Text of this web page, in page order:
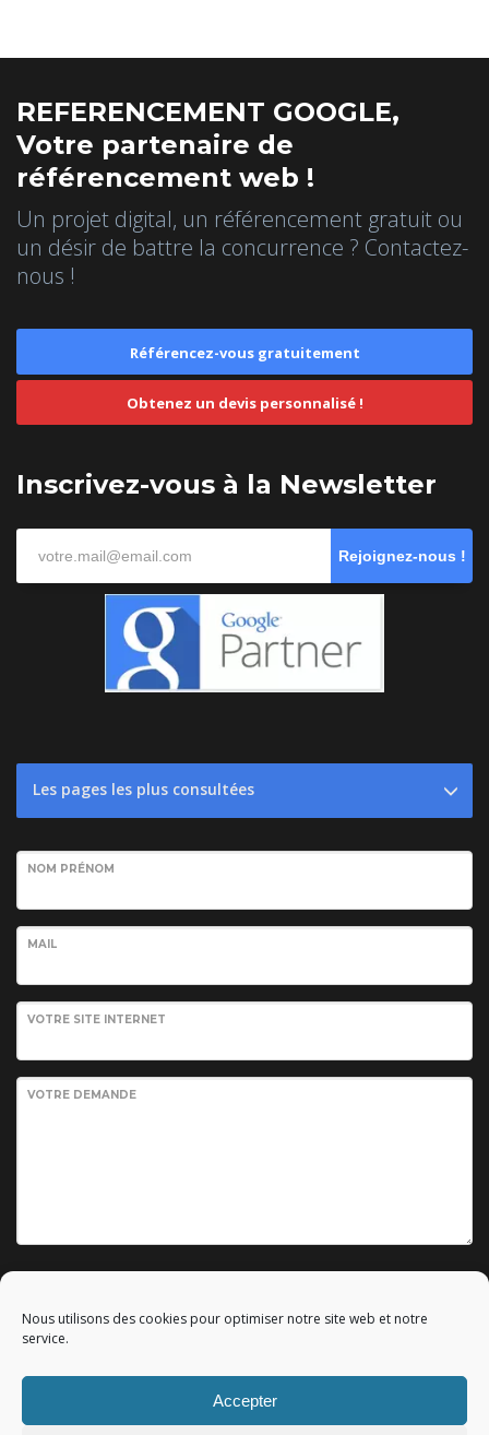
Nous utilisons des cookies pour optimiser notre site web et notre
service.
Accepter
REFERENCEMENT GOOGLE,
Votre partenaire de
référencement web !
Un projet digital, un référencement gratuit ou
un désir de battre la concurrence ? Contactez-
nous !
Référencez-vous gratuitement
Obtenez un devis personnalisé !
Inscrivez-vous à la Newsletter
Rejoignez-nous !
Les pages les plus consultées
NOM PRÉNOM
MAIL
VOTRE SITE INTERNET
VOTRE DEMANDE